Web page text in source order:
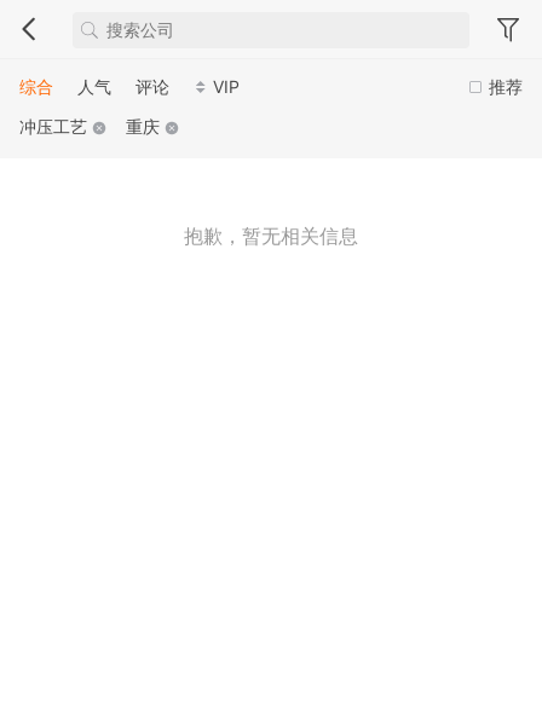
推荐
综合 人气 评论
VIP
冲压工艺
重庆
抱歉，暂无相关信息